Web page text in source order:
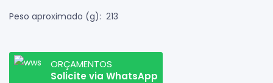
Peso aproximado (g): 213
ORÇAMENTOS
Solicite via WhatsApp